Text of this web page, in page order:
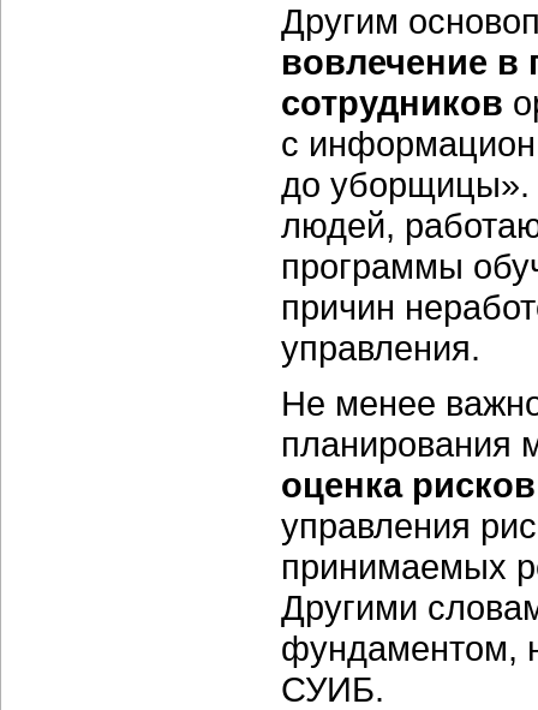
Другим
вовлечение в
сотрудников
с
до уборщицы».
людей,
программы
причин
управления.
Не менее
планирования
оценка рисков
управления
принимаемых
Другими
фундаментом,
СУИБ.